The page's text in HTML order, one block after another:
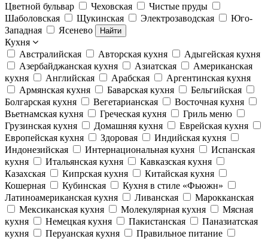
Цветной бульвар
Чеховская
Чистые пруды
Шаболовская
Щукинская Электрозаводская
Юго-
Западная
Ясенево Найти
Кухня
Австралийская
Авторская кухня
Адыгейская кухня
Азербайджанская кухня
Азиатская
Американская
кухня
Английская Арабская
Аргентинская кухня
Армянская кухня
Баварская кухня
Бельгийская
Болгарская кухня
Вегетарианская
Восточная кухня
Вьетнамская кухня
Греческая кухня
Гриль меню
Грузинская кухня
Домашняя кухня
Еврейская кухня
Европейская кухня
Здоровая
Индийская кухня
Индонезийская
Интернациональная кухня
Испанская
кухня
Итальянская кухня
Кавказская кухня
Казахская
Кипрская кухня
Китайская кухня
Кошерная
Кубинская
Кухня в стиле «Фьюжн»
Латиноамериканская кухня
Ливанская
Марокканская
Мексиканская кухня
Молекулярная кухня
Мясная
кухня
Немецкая кухня Пакистанская
Паназиатская
кухня
Перуанская кухня
Правильное питание